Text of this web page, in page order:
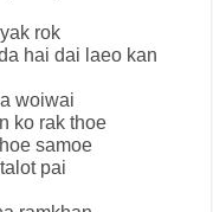
rok
hai dai laeo kan
woiwai
ko rak thoe
samoe
pai